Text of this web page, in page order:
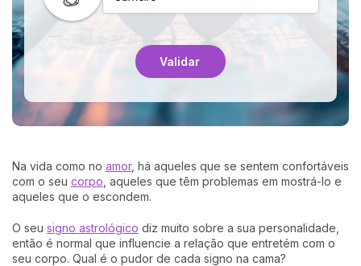
Validar
Na vida como no amor, há aqueles que se sentem confortáveis
com o seu corpo , aqueles que têm problemas em mostrá-lo e
aqueles que o escondem.
O seu signo astrológico diz muito sobre a sua personalidade,
então é normal que influencie a relação que entretém com o
seu corpo. Qual é o pudor de cada signo na cama?